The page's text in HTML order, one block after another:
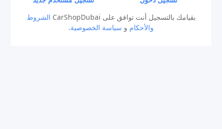
بقيامك بالتسجيل أنت توافق على CarShopDubai
الشروط
والأحكام و سياسة الخصوصية.